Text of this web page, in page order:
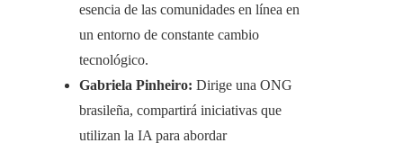
esencia de las comunidades en línea en
un entorno de constante cambio
tecnológico.​
Gabriela Pinheiro: Dirige una ONG
brasileña, compartirá iniciativas que
utilizan la IA para abordar